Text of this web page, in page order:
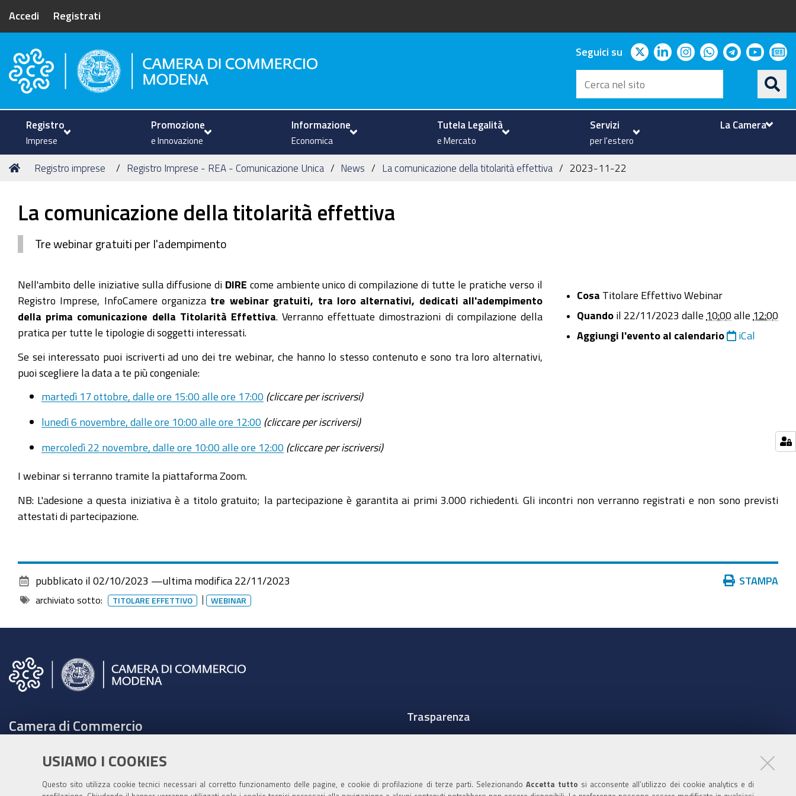
USIAMO I COOKIES
Questo sito utilizza cookie tecnici necessari al corretto funzionamento delle pagine, e cookie di profilazione di terze parti. SelezionandoAccetta tutto si acconsente all’utilizzo dei cookie analytics e di
Accedi Registrati
Camera di Commercio di Modena
Seguici su twitterlinkedininstagram
whatsapp
telegram
Cerca
nel
sito
Registro
Imprese
Promozione
e Innovazione
Informazione
Economica
Tutela Legalità
e Mercato
Servizi
per l'estero
La Camera
Tu
Home
Registro imprese Registro Imprese - REA - Comunicazione Unica News La comunicazione della titolarità effettiva 2023-11-22
La comunicazione della titolarità effettiva
Tre webinar gratuiti per l'adempimento
https://www.mo.camcom.it/registro-
imprese/registro-
imprese-
rea-
unica/news/dire-
ambiente-
unico-
compilazione-
pratiche-
webinar/2023-
22
della
titolarità
11-
2023-
11-
webinar
l'adempimento
Cosa Titolare Effettivo Webinar
Quando il 22/11/2023 dalle 10:00 alle 12:00
Aggiungi l'evento al calendario
iCal
Nell'ambito delle iniziative sulla diffusione di DIRE come ambiente unico di compilazione di tutte le pratiche verso il
Registro Imprese, InfoCamere organizza tre webinar gratuiti, tra loro alternativi, dedicati all'adempimento
della prima comunicazione della Titolarità Effettiva . Verranno effettuate dimostrazioni di compilazione della
pratica per tutte le tipologie di soggetti interessati.
Se sei interessato puoi iscriverti ad uno dei tre webinar, che hanno lo stesso contenuto e sono tra loro alternativi,
puoi scegliere la data a te più congeniale:
martedì 17 ottobre, dalle ore 15:00 alle ore 17:00 (cliccare per iscriversi)
lunedì 6 novembre, dalle ore 10:00 alle ore 12:00 (cliccare per iscriversi)
mercoledì 22 novembre, dalle ore 10:00 alle ore 12:00 (cliccare per iscriversi)
I webinar si terranno tramite la piattaforma Zoom.
NB: L'adesione a questa iniziativa è a titolo gratuito; la partecipazione è garantita ai primi 3.000 richiedenti. Gli incontri non verranno registrati e non sono previsti
attestati di partecipazione.
Azioni STAMPA
pubblicato il 02/10/2023 —ultima modifica 22/11/2023
archiviato sotto: TITOLARE EFFETTIVO WEBINAR
Camera di Commercio
Tel. 059208111 -URP
Contabilità speciale Banca d'Italia:
Trasparenza
Pubblicità Legale